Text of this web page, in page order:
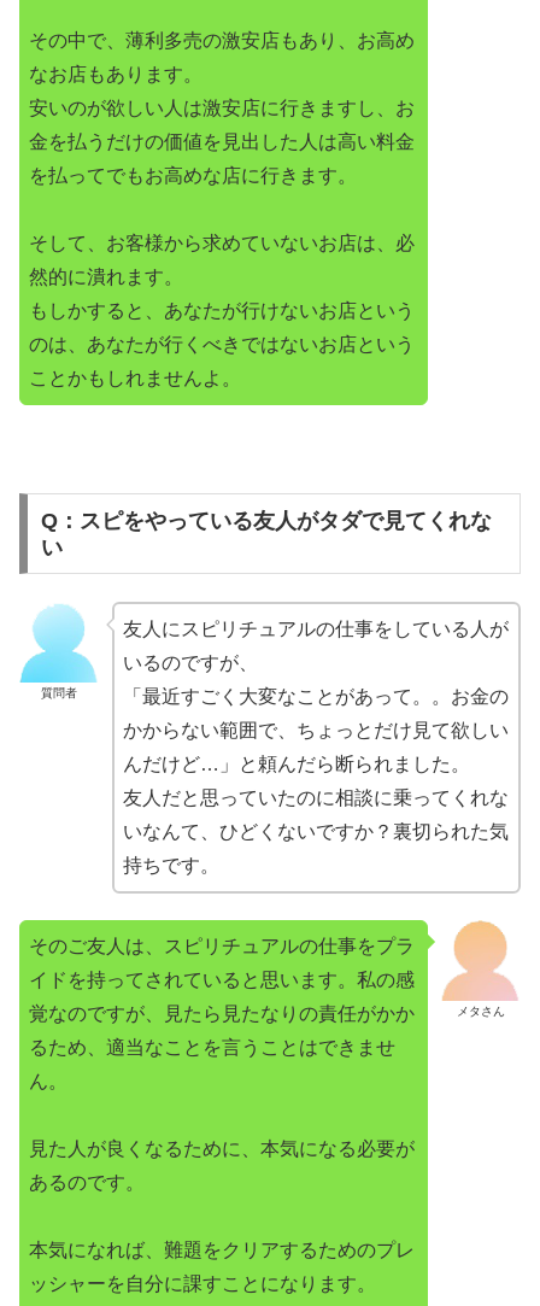
その中で、薄利多売の激安店もあり、お高め
なお店もあります。
安いのが欲しい人は激安店に行きますし、お
金を払うだけの価値を見出した人は高い料金
を払ってでもお高めな店に行きます。
そして、お客様から求めていないお店は、必
然的に潰れます。
もしかすると、あなたが行けないお店という
のは、あなたが行くべきではないお店という
ことかもしれませんよ。
Q：スピをやっている友人がタダで見てくれな
い
質問者
友人にスピリチュアルの仕事をしている人が
いるのですが、
「最近すごく大変なことがあって。。お金の
かからない範囲で、ちょっとだけ見て欲しい
んだけど…」と頼んだら断られました。
友人だと思っていたのに相談に乗ってくれな
いなんて、ひどくないですか？裏切られた気
持ちです。
メタさん
そのご友人は、スピリチュアルの仕事をプラ
イドを持ってされていると思います。私の感
覚なのですが、見たら見たなりの責任がかか
るため、適当なことを言うことはできませ
ん。
見た人が良くなるために、本気になる必要が
あるのです。
本気になれば、難題をクリアするためのプレ
ッシャーを自分に課すことになります。